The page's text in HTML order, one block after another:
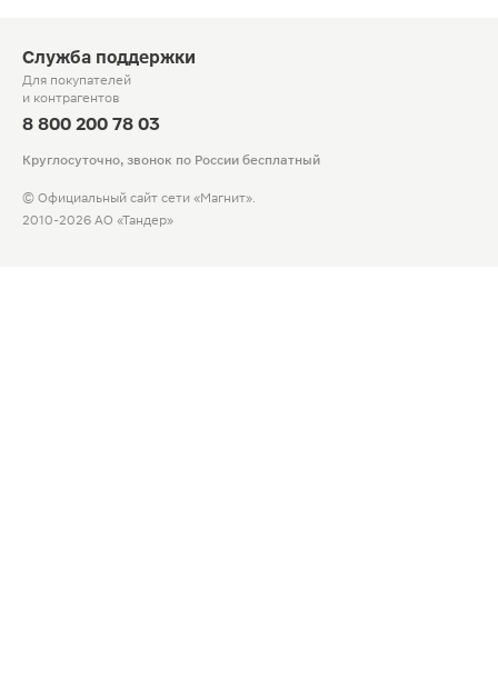
Служба поддержки
Для покупателей
и контрагентов
8 800 200 78 03
Круглосуточно, звонок по России бесплатный
© Официальный сайт сети «Магнит».
2010-2026 АО «Тандер»